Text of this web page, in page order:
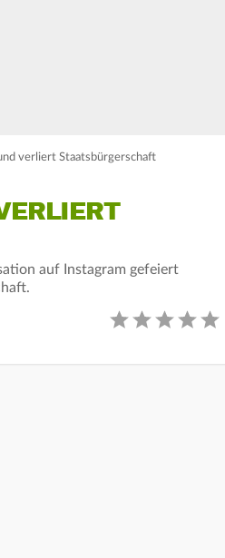
verliert Staatsbürgerschaft
auf Instagram gefeiert